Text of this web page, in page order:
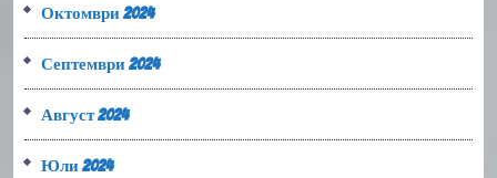
Октомври 2024
Септември 2024
Август 2024
Юли 2024